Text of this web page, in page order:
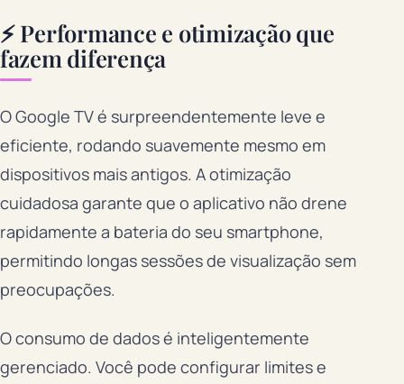
⚡ Performance e otimização que
fazem diferença
O Google TV é surpreendentemente leve e
eficiente, rodando suavemente mesmo em
dispositivos mais antigos. A otimização
cuidadosa garante que o aplicativo não drene
rapidamente a bateria do seu smartphone,
permitindo longas sessões de visualização sem
preocupações.
O consumo de dados é inteligentemente
gerenciado. Você pode configurar limites e